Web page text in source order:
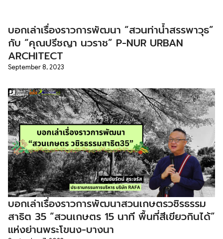
บอกเล่าเรื่องราวการพัฒนา “สวนท่าน้ำสรรพาวุธ”
กับ “คุณปรีชญา นวราช” P-NUR URBAN
ARCHITECT
September 8, 2023
บอกเล่าเรื่องราวการพัฒนาสวนเกษตรวชิรธรรม
สาธิต 35 “สวนเกษตร 15 นาที พื้นที่สีเขียวกินได้”
แห่งย่านพระโขนง-บางนา